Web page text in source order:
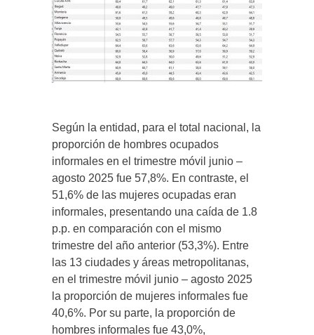
Según la entidad, para el total nacional, la
proporción de hombres ocupados
informales en el trimestre móvil junio –
agosto 2025 fue 57,8%. En contraste, el
51,6% de las mujeres ocupadas eran
informales, presentando una caída de 1.8
p.p. en comparación con el mismo
trimestre del año anterior (53,3%). Entre
las 13 ciudades y áreas metropolitanas,
en el trimestre móvil junio – agosto 2025
la proporción de mujeres informales fue
40,6%. Por su parte, la proporción de
hombres informales fue 43,0%,